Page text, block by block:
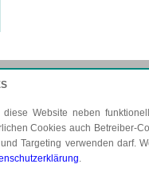
Website neben
Cookies auch Betreiber-
Targeting verwenden darf.
.